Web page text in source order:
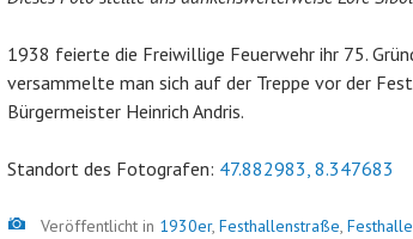
1938 feierte die Freiwillige Feuerwehr ihr 75.
versammelte man sich auf der Treppe vor der
Bürgermeister Heinrich Andris.
Standort des Fotografen: 47.882983, 8.347683
Bild
Veröffentlicht in 1930er, Festhallenstraße,